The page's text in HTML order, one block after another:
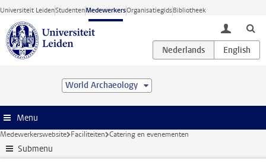
Ga direct naar de inhoud
Universiteit LeidenStudentenMedewerkersOrganisatiegidsBibliotheek
toggle
World Archaeology
Menu
Medewerkerswebsite Faciliteiten Catering en evenementen
Submenu